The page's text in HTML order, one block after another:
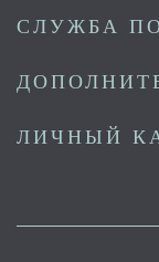
СЛУЖБА
ЛИЧНЫЙ